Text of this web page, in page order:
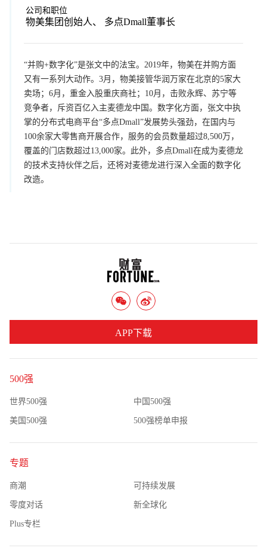
公司和职位
物美集团创始人、 多点Dmall董事长
“并购+数字化”是张文中的法宝。2019年，物美在并购方面
又有一系列大动作。3月，物美接管华润万家在北京的5家大
卖场；6月，重金入股重庆商社；10月，击败永辉、苏宁等
竞争者，斥资百亿入主麦德龙中国。数字化方面，张文中执
掌的分布式电商平台“多点Dmall”发展势头强劲，在国内与
100余家大零售商开展合作，服务的会员数量超过8,500万，
覆盖的门店数超过13,000家。此外，多点Dmall在成为麦德龙
的技术支持伙伴之后，还将对麦德龙进行深入全面的数字化
改造。
500强
世界500强 中国500强
美国500强 500强榜单申报
专题
商潮 可持续发展
零度对话 新全球化
Plus专栏
APP下载